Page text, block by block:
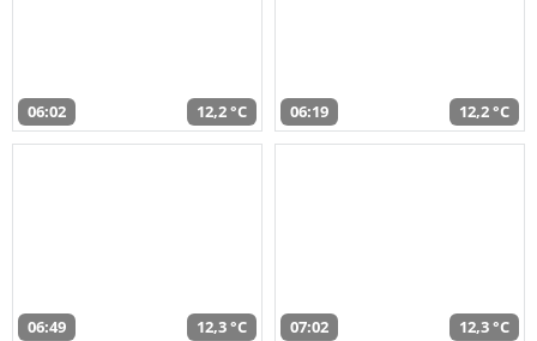
06:02 12,2 °C 06:19 12,2 °C
06:49 12,3 °C 07:02 12,3 °C